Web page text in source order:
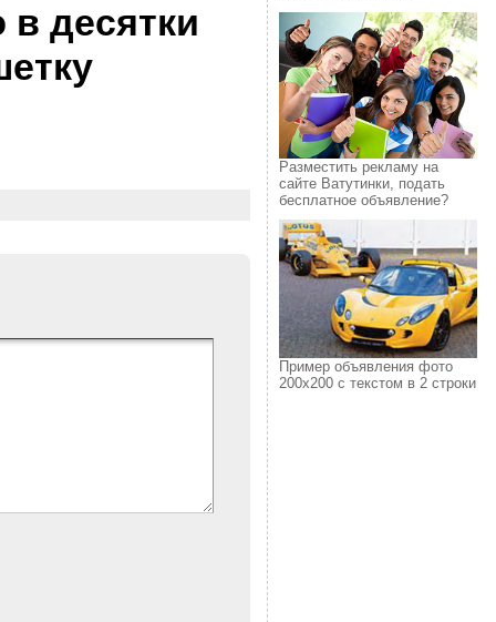
десятки
Разместить рекламу на
сайте Ватутинки, подать
бесплатное объявление?
Пример объявления фото
200х200 с текстом в 2 строки